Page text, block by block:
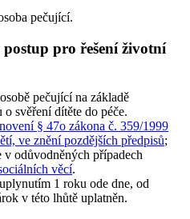
pečující.
pro řešení životní
pečující na základě
svěření dítěte do péče.
§ 47o zákona č. 359/1999
ve znění pozdějších předpisů;
odůvodněných případech
věcí.
1 roku ode dne, od
v této lhůtě uplatněn.